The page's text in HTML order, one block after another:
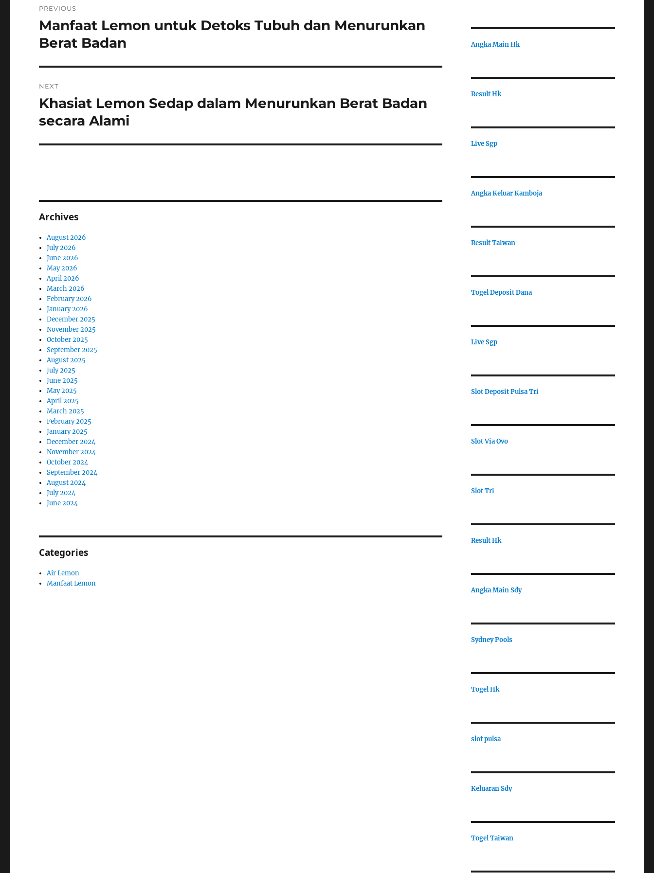
navigation
PREVIOUS
Previous
post:
Manfaat Lemon untuk Detoks Tubuh dan Menurunkan
Berat Badan
NEXT
Next
Khasiat Lemon Sedap dalam Menurunkan Berat Badan
secara Alami
Archives
August 2026
July 2026
June 2026
May 2026
April 2026
March 2026
February 2026
January 2026
December 2025
November 2025
October 2025
September 2025
August 2025
July 2025
June 2025
May 2025
April 2025
March 2025
February 2025
January 2025
December 2024
November 2024
October 2024
September 2024
August 2024
July 2024
June 2024
Categories
Air Lemon
Manfaat Lemon
Angka Main Hk
Result Hk
Live Sgp
Angka Keluar Kamboja
Result Taiwan
Togel Deposit Dana
Live Sgp
Slot Deposit Pulsa Tri
Slot Via Ovo
Slot Tri
Result Hk
Angka Main Sdy
Sydney Pools
Togel Hk
slot pulsa
Keluaran Sdy
Togel Taiwan